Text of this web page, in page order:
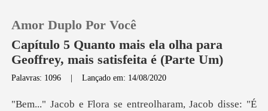
Amor Duplo Por Você
Capítulo 5 Quanto mais ela olha para
Geoffrey, mais satisfeita é (Parte Um)
Palavras: 1096 |Lançado em: 14/08/2020
aram, Jacob disse: "É